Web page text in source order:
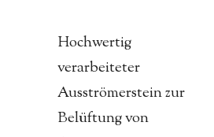
Hochwertig
verarbeiteter
Ausströmerstein zur
Belüftung von